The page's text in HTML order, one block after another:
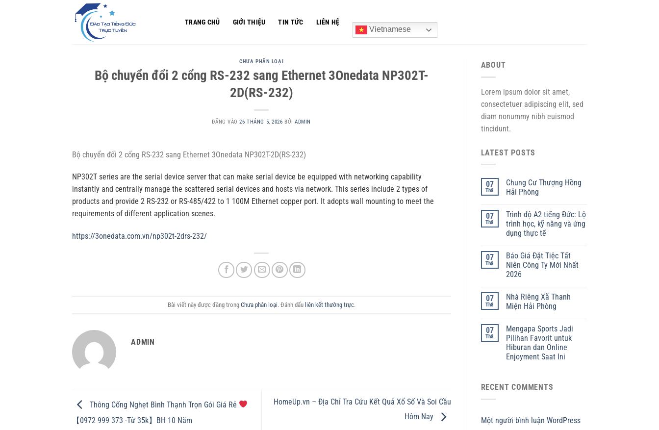
TRANG CHỦ GIỚI THIỆU TIN TỨC
LIÊN HỆ
Vietnamese
CHƯA PHÂN LOẠI
Bộ chuyển đổi 2 cổng RS-232 sang Ethernet 3Onedata NP302T-
2D(RS-232)
ĐĂNG VÀO26 THÁNG 5, 2026 BỞIADMIN
Bộ chuyển đổi 2 cổng RS-232 sang Ethernet 3Onedata NP302T-2D(RS-232)
NP302T series are the serial device server that can make serial device be equipped with networking capability
instantly and centrally manage the scattered serial devices and hosts via network. This series include 2 types of
products and provide 2 RS-232 or RS-485/422 to 1 100M Ethernet copper port. It adopts wall mounting to meet the
requirements of different application scenes.
https://3onedata.com.vn/np302t-2drs-232/
Bài viết này được đăng trong Chưa phân loại. Đánh dấu liên kết thường trực.
ADMIN
Thông Cống Nghẹt Bình Thạnh Trọn Gói Giá Rẻ
【0972 999 373 -Từ 35k】BH 10 Năm
HomeUp.vn – Địa Chỉ Tra Cứu Kết Quả Xổ Số Và Soi Cầu
Hôm Nay
ABOUT
Lorem ipsum dolor sit amet,
consectetuer adipiscing elit, sed
diam nonummy nibh euismod
tincidunt.
LATEST POSTS
07
Th8
Chung Cư Thượng Hồng
Hải Phòng
07
Th8
Trình độ A2 tiếng Đức: Lộ
trình học, kỹ năng và ứng
dụng thực tế
07
Th8
Báo Giá Đặt Tiệc Tất
Niên Công Ty Mới Nhất
2026
07
Th8
Nhà Riêng Xã Thanh
Miện Hải Phòng
07
Th8
Mengapa Sports Jadi
Pilihan Favorit untuk
Hiburan dan Online
Enjoyment Saat Ini
RECENT COMMENTS
Một người bình luận WordPress